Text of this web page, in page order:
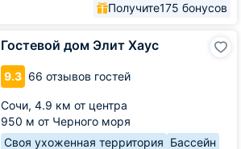
Получите175 бонусов
Гостевой дом Элит Хаус
9.3 66 отзывов гостей
Сочи, 4.9 км от центра
950 м от Черного моря
Своя ухоженная территория Бассейн